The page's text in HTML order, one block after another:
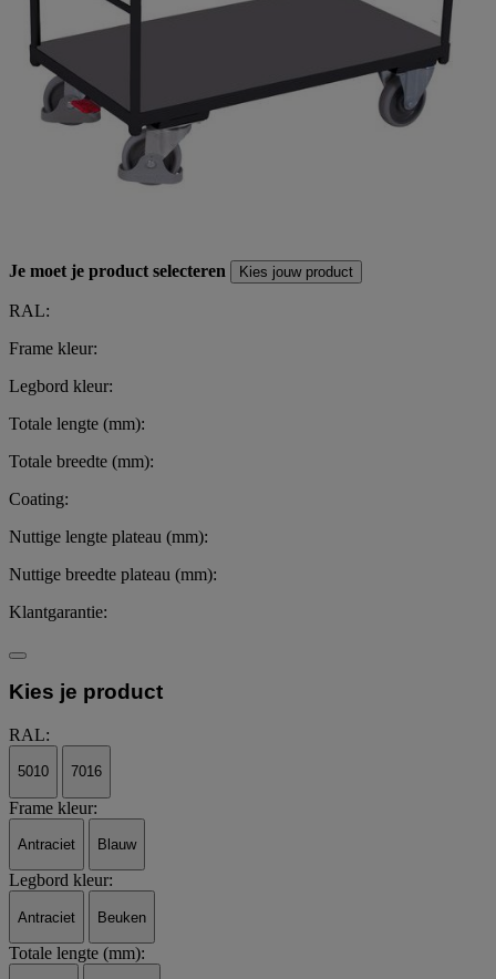
Je moet je product selecteren Kies jouw product
RAL:
Frame kleur:
Legbord kleur:
Totale lengte (mm):
Totale breedte (mm):
Coating:
Nuttige lengte plateau (mm):
Nuttige breedte plateau (mm):
Klantgarantie:
Kies je product
RAL:
5010 7016
Frame kleur:
Antraciet Blauw
Legbord kleur:
Antraciet Beuken
Totale lengte (mm):